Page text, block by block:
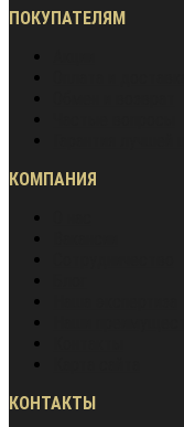
ПОКУПАТЕЛЯМ
КОМПАНИЯ
КОНТАКТЫ